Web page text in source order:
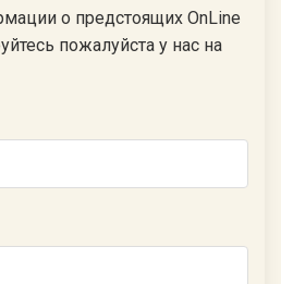
о предстоящих OnLine
пожалуйста у нас на